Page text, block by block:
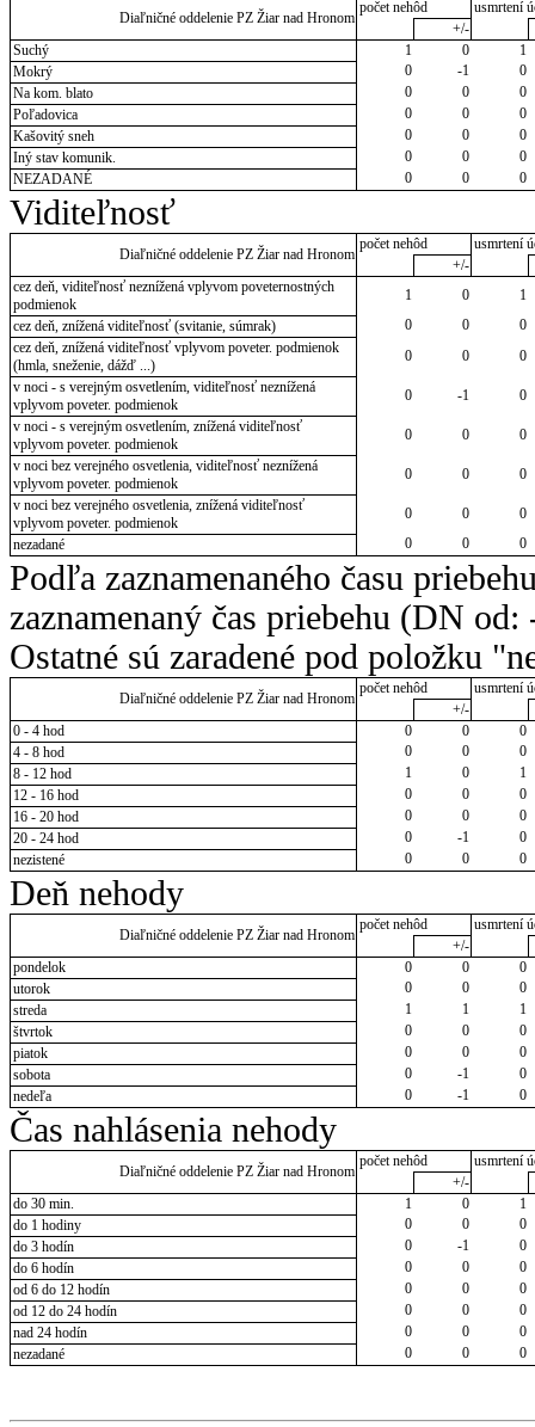
Diaľničné oddelenie PZ Žiar nad Hronom
počet nehôd
usmrtení
+/-
Suchý
1 0
1
Mokrý
0 -1
0
Na kom. blato
0 0
0
Poľadovica
0 0
0
Kašovitý sneh
0 0
0
Iný stav komunik.
0 0
0
NEZADANÉ
0 0 0
Viditeľnosť
Diaľničné oddelenie PZ Žiar nad Hronom
počet nehôd
usmrtení
+/-
cez deň, viditeľnosť neznížená vplyvom poveternostných
podmienok
1 0
1
cez deň, znížená viditeľnosť (svitanie, súmrak)
0 0
0
cez deň, znížená viditeľnosť vplyvom poveter. podmienok
(hmla, sneženie, dážď ...)
0 0
0
v noci - s verejným osvetlením, viditeľnosť neznížená
vplyvom poveter. podmienok
0 -1
0
v noci - s verejným osvetlením, znížená viditeľnosť
vplyvom poveter. podmienok
0 0
0
v noci bez verejného osvetlenia, viditeľnosť neznížená
vplyvom poveter. podmienok
0 0
0
v noci bez verejného osvetlenia, znížená viditeľnosť
vplyvom poveter. podmienok
0 0
0
nezadané
0 0 0
Podľa zaznamenaného času
zaznamenaný čas priebehu (DN
Ostatné sú zaradené pod položku
Diaľničné oddelenie PZ Žiar nad Hronom
počet nehôd
usmrtení
+/-
0 - 4 hod
0 0
0
4 - 8 hod
0 0
0
8 - 12 hod
1 0
1
12 - 16 hod
0 0
0
16 - 20 hod
0 0
0
20 - 24 hod
0 -1
0
nezistené
0 0 0
Deň nehody
Diaľničné oddelenie PZ Žiar nad Hronom
počet nehôd
usmrtení
+/-
pondelok
0 0
0
utorok
0 0
0
streda
1 1
1
štvrtok
0 0
0
piatok
0 0
0
sobota
0 -1
0
nedeľa
0 -1 0
Čas nahlásenia nehody
Diaľničné oddelenie PZ Žiar nad Hronom
počet nehôd
usmrtení
+/-
do 30 min.
1 0
1
do 1 hodiny
0 0
0
do 3 hodín
0 -1
0
do 6 hodín
0 0
0
od 6 do 12 hodín
0 0
0
od 12 do 24 hodín
0 0
0
nad 24 hodín
0 0
0
nezadané
0 0 0